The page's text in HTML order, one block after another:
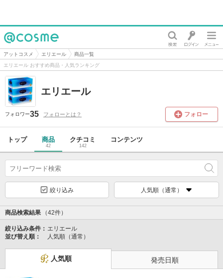
@cosme
アットコスメ エリエール
商品一覧
エリエール おすすめ商品・人気ランキング
エリエール
フォロワー35 フォローとは？ フォロー
トップ 商品
42
クチコミ
142
コンテンツ
絞り込み 人気順（通常）
商品検索結果 （42件）
絞り込み条件： エリエール
並び替え順：
人気順（通常）
人気順 発売日順